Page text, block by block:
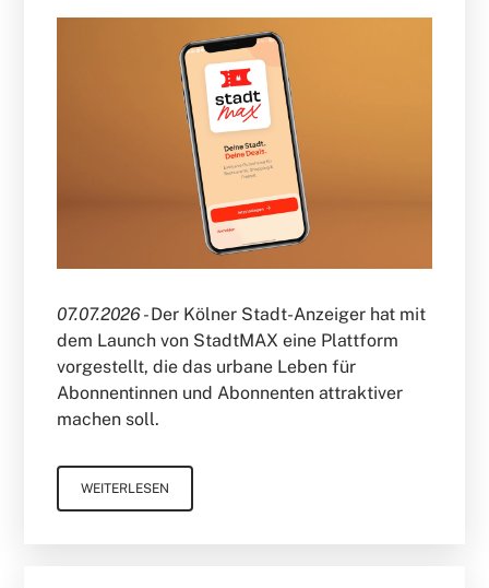
07.07.2026 -Der Kölner Stadt-Anzeiger hat mit
dem Launch von StadtMAX eine Plattform
vorgestellt, die das urbane Leben für
Abonnentinnen und Abonnenten attraktiver
machen soll.
WEITERLESEN